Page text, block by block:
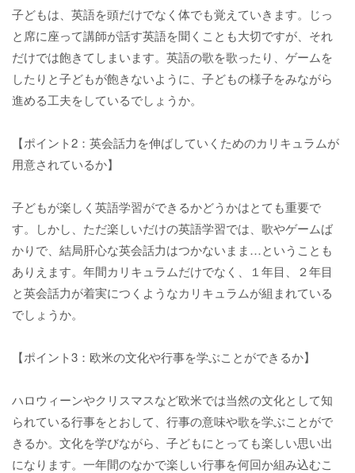
子どもは、英語を頭だけでなく体でも覚えていきます。じっ
と席に座って講師が話す英語を聞くことも大切ですが、それ
だけでは飽きてしまいます。英語の歌を歌ったり、ゲームを
したりと子どもが飽きないように、子どもの様子をみながら
進める工夫をしているでしょうか。
【ポイント2：英会話力を伸ばしていくためのカリキュラムが
用意されているか】
子どもが楽しく英語学習ができるかどうかはとても重要で
す。しかし、ただ楽しいだけの英語学習では、歌やゲームば
かりで、結局肝心な英会話力はつかないまま…ということも
ありえます。年間カリキュラムだけでなく、１年目、２年目
と英会話力が着実につくようなカリキュラムが組まれている
でしょうか。
【ポイント3：欧米の文化や行事を学ぶことができるか】
ハロウィーンやクリスマスなど欧米では当然の文化として知
られている行事をとおして、行事の意味や歌を学ぶことがで
きるか。文化を学びながら、子どもにとっても楽しい思い出
になります。一年間のなかで楽しい行事を何回か組み込むこ